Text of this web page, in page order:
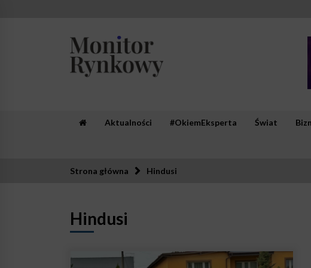
Aktualności #OkiemEksperta Świat
Strona główna Hindusi
Hindusi